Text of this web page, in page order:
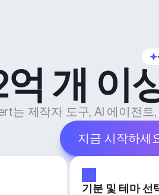
개 이
는 제작자 도구, AI 에이전
지금 시작하세
기분 및 테마 선